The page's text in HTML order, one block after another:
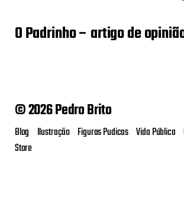
O Padrinho – artigo de
© 2026 Pedro Brito
Blog Ilustração Figuras Pudicas Vida Pública
Store